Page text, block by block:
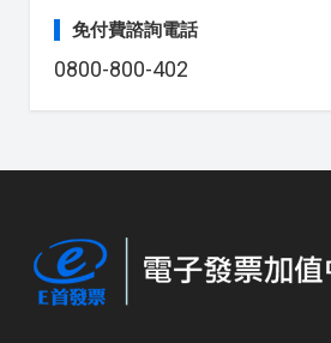
免付費諮詢電話
0800-800-402